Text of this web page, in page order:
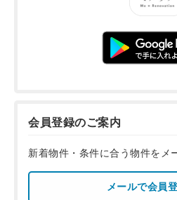
会員登録のご案内
新着物件・条件に合う物件をメ
メールで会員